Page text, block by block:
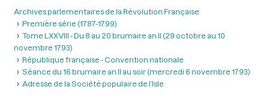
Archives parlementaires de la Révolution Française
Première série (1787-1799)
Tome LXXVIII - Du 8 au 20 brumaire an II (29 octobre au 10
novembre 1793)
République française - Convention nationale
Séance du 16 brumaire an II au soir (mercredi 6 novembre 1793)
Adresse de la Société populaire de l’Isle